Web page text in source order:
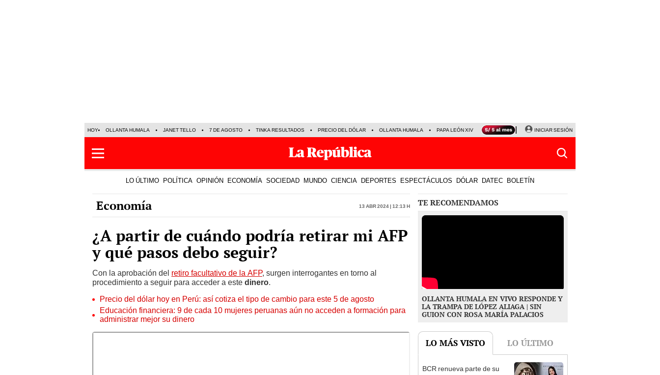
HOY OLLANTA HUMALA JANET TELLO 7 DE AGOSTO TINKA RESULTADOS PRECIO DEL DÓLAR OLLANTA HUMALA PAPA LEÓN XIV NALDY SALDAÑA LA BELLA LUZ
INICIAR SESIÓN
LO ÚLTIMO POLÍTICA OPINIÓN ECONOMÍA SOCIEDAD MUNDO CIENCIA DEPORTES ESPECTÁCULOS DÓLAR DATEC BOLETÍN
Economía 13 Abr 2024 | 12:13 h
¿A partir de cuándo podría retirar mi AFP
y qué pasos debo seguir?
Con la aprobación del retiro facultativo de la AFP, surgen interrogantes en torno al
procedimiento a seguir para acceder a este dinero.
Precio del dólar hoy en Perú: así cotiza el tipo de cambio para este 5 de agosto
Educación financiera: 9 de cada 10 mujeres peruanas aún no acceden a formación para
administrar mejor su dinero
TE RECOMENDAMOS
OLLANTA HUMALA EN VIVO RESPONDE Y
LA TRAMPA DE LÓPEZ ALIAGA | SIN
GUION CON ROSA MARÍA PALACIOS
LO MÁS VISTO LO ÚLTIMO
BCR renueva parte de su